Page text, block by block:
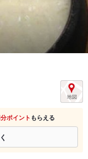
ポイント もらえる